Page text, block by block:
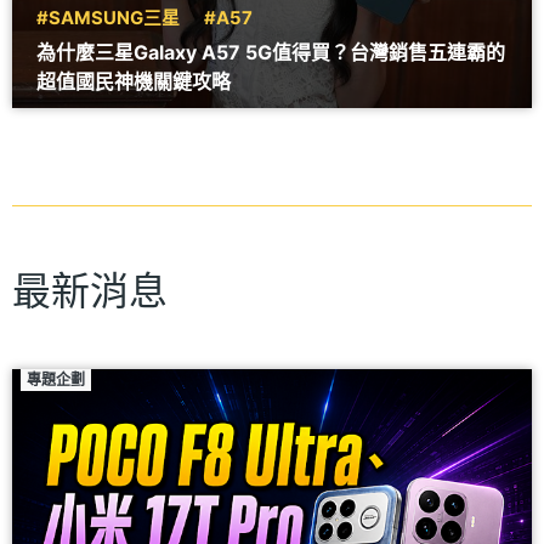
#SAMSUNG三星 #A57
為什麼三星Galaxy A57 5G值得買？台灣銷售五連霸的
超值國民神機關鍵攻略
最新消息
專題企劃